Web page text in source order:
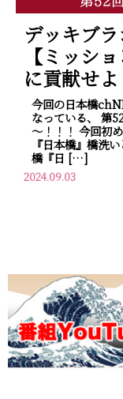
デッキブ
【ミッシ
に貢献せよ
今回の日本橋
なっている、 第
～！！！ 今回初
『日本橋』橋洗
橋『日 […]
2024.09.03